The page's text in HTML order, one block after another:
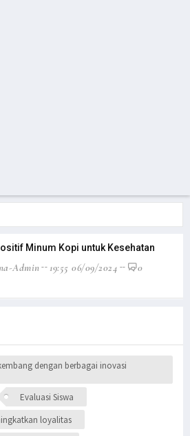
Minum Kopi untuk Kesehatan
Admin 19:55 06/09/2024 0
dengan berbagai inovasi
Evaluasi Siswa
loyalitas